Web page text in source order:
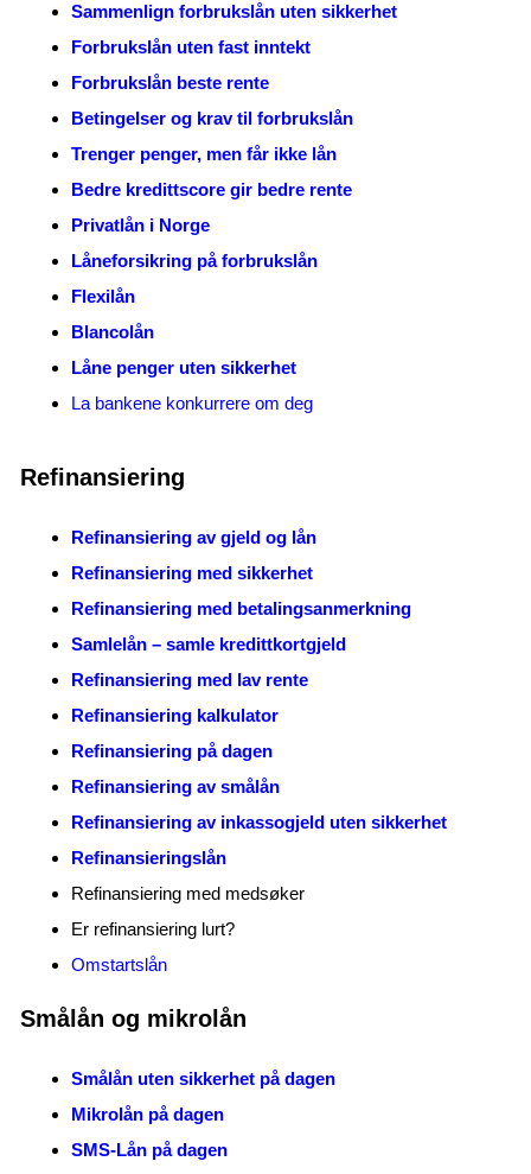
Sammenlign forbrukslån uten sikkerhet
Forbrukslån uten fast inntekt
Forbrukslån beste rente
Betingelser og krav til forbrukslån
Trenger penger, men får ikke lån
Bedre kredittscore gir bedre rente
Privatlån i Norge
Låneforsikring på forbrukslån
Flexilån
Blancolån
Låne penger uten sikkerhet
La bankene konkurrere om deg
Refinansiering
Refinansiering av gjeld og lån
Refinansiering med sikkerhet
Refinansiering med betalingsanmerkning
Samlelån – samle kredittkortgjeld
Refinansiering med lav rente
Refinansiering kalkulator
Refinansiering på dagen
Refinansiering av smålån
Refinansiering av inkassogjeld uten sikkerhet
Refinansieringslån
Refinansiering med medsøker
Er refinansiering lurt?
Omstartslån
Smålån og mikrolån
Smålån uten sikkerhet på dagen
Mikrolån på dagen
SMS-Lån på dagen